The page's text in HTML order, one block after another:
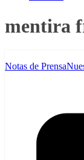
mentira
Notas de Prensa